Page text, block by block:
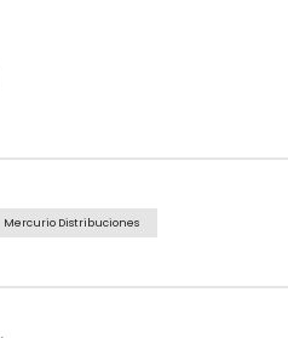
Mercurio Distribuciones